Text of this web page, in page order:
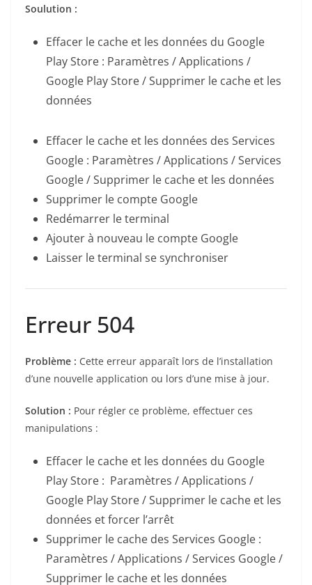
Soulution :
Effacer le cache et les données du Google
Play Store : Paramètres / Applications /
Google Play Store / Supprimer le cache et les
données
Effacer le cache et les données des Services
Google : Paramètres / Applications / Services
Google / Supprimer le cache et les données
Supprimer le compte Google
Redémarrer le terminal
Ajouter à nouveau le compte Google
Laisser le terminal se synchroniser
Erreur 504
Problème : Cette erreur apparaît lors de l’installation
d’une nouvelle application ou lors d’une mise à jour.
Solution : Pour régler ce problème, effectuer ces
manipulations :
Effacer le cache et les données du Google
Play Store : Paramètres / Applications /
Google Play Store / Supprimer le cache et les
données et forcer l’arrêt
Supprimer le cache des Services Google :
Paramètres / Applications / Services Google /
Supprimer le cache et les données